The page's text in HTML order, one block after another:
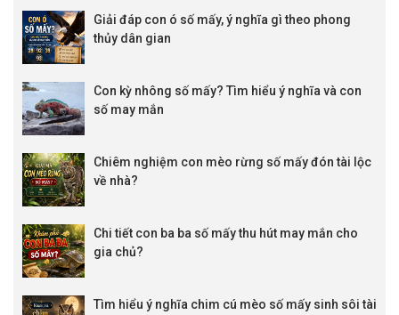
Giải đáp con ó số mấy, ý nghĩa gì theo phong
thủy dân gian
Con kỳ nhông số mấy? Tìm hiểu ý nghĩa và con
số may mắn
Chiêm nghiệm con mèo rừng số mấy đón tài lộc
về nhà?
Chi tiết con ba ba số mấy thu hút may mắn cho
gia chủ?
Tìm hiểu ý nghĩa chim cú mèo số mấy sinh sôi tài